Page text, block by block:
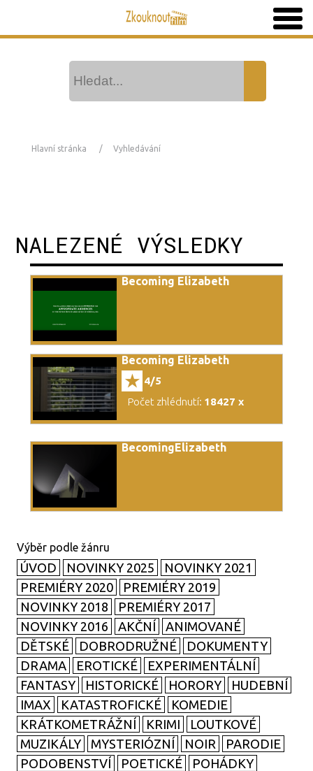
Hlavní stránka Vyhledávání
NALEZENÉ VÝSLEDKY
Becoming Elizabeth
Becoming Elizabeth
4/5
Počet zhlédnutí: 18427 x
BecomingElizabeth
ÚVOD NOVINKY 2025
NOVINKY 2021
PREMIÉRY 2020
PREMIÉRY 2019
NOVINKY 2018
PREMIÉRY 2017
NOVINKY 2016
AKČNÍ
ANIMOVANÉ
DĚTSKÉ
DOBRODRUŽNÉ
DOKUMENTY
DRAMA
EROTICKÉ
EXPERIMENTÁLNÍ
FANTASY
HISTORICKÉ HORORY
HUDEBNÍ
IMAX
KATASTROFICKÉ
KOMEDIE
KRÁTKOMETRÁŽNÍ
KRIMI
LOUTKOVÉ
MUZIKÁLY
MYSTERIÓZNÍ NOIR
PARODIE
PODOBENSTVÍ
POETICKÉ
POHÁDKY